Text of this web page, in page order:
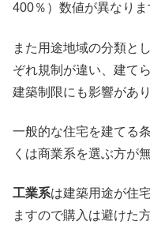
400％）数値が異なりま
また用途地域の分類と
ぞれ規制が違い、建て
建築制限にも影響があり
一般的な住宅を建てる
くは商業系を選ぶ方が
工業系は建築用途が住
ますので購入は避けた